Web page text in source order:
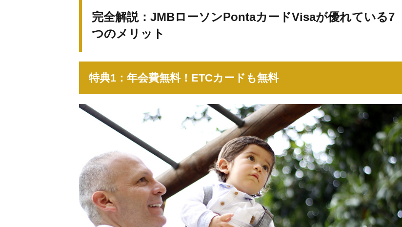
完全解説：JMBローソンPontaカードVisaが優れている7
つのメリット
特典1：年会費無料！ETCカードも無料